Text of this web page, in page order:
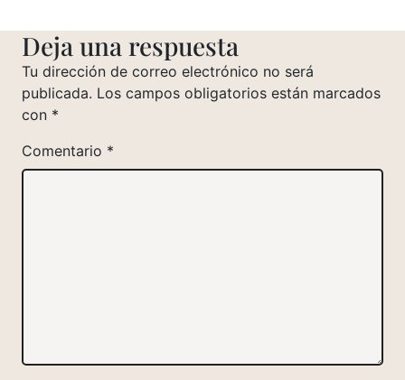
Deja una respuesta
Tu dirección de correo electrónico no será
publicada. Los campos obligatorios están marcados
con *
Comentario *